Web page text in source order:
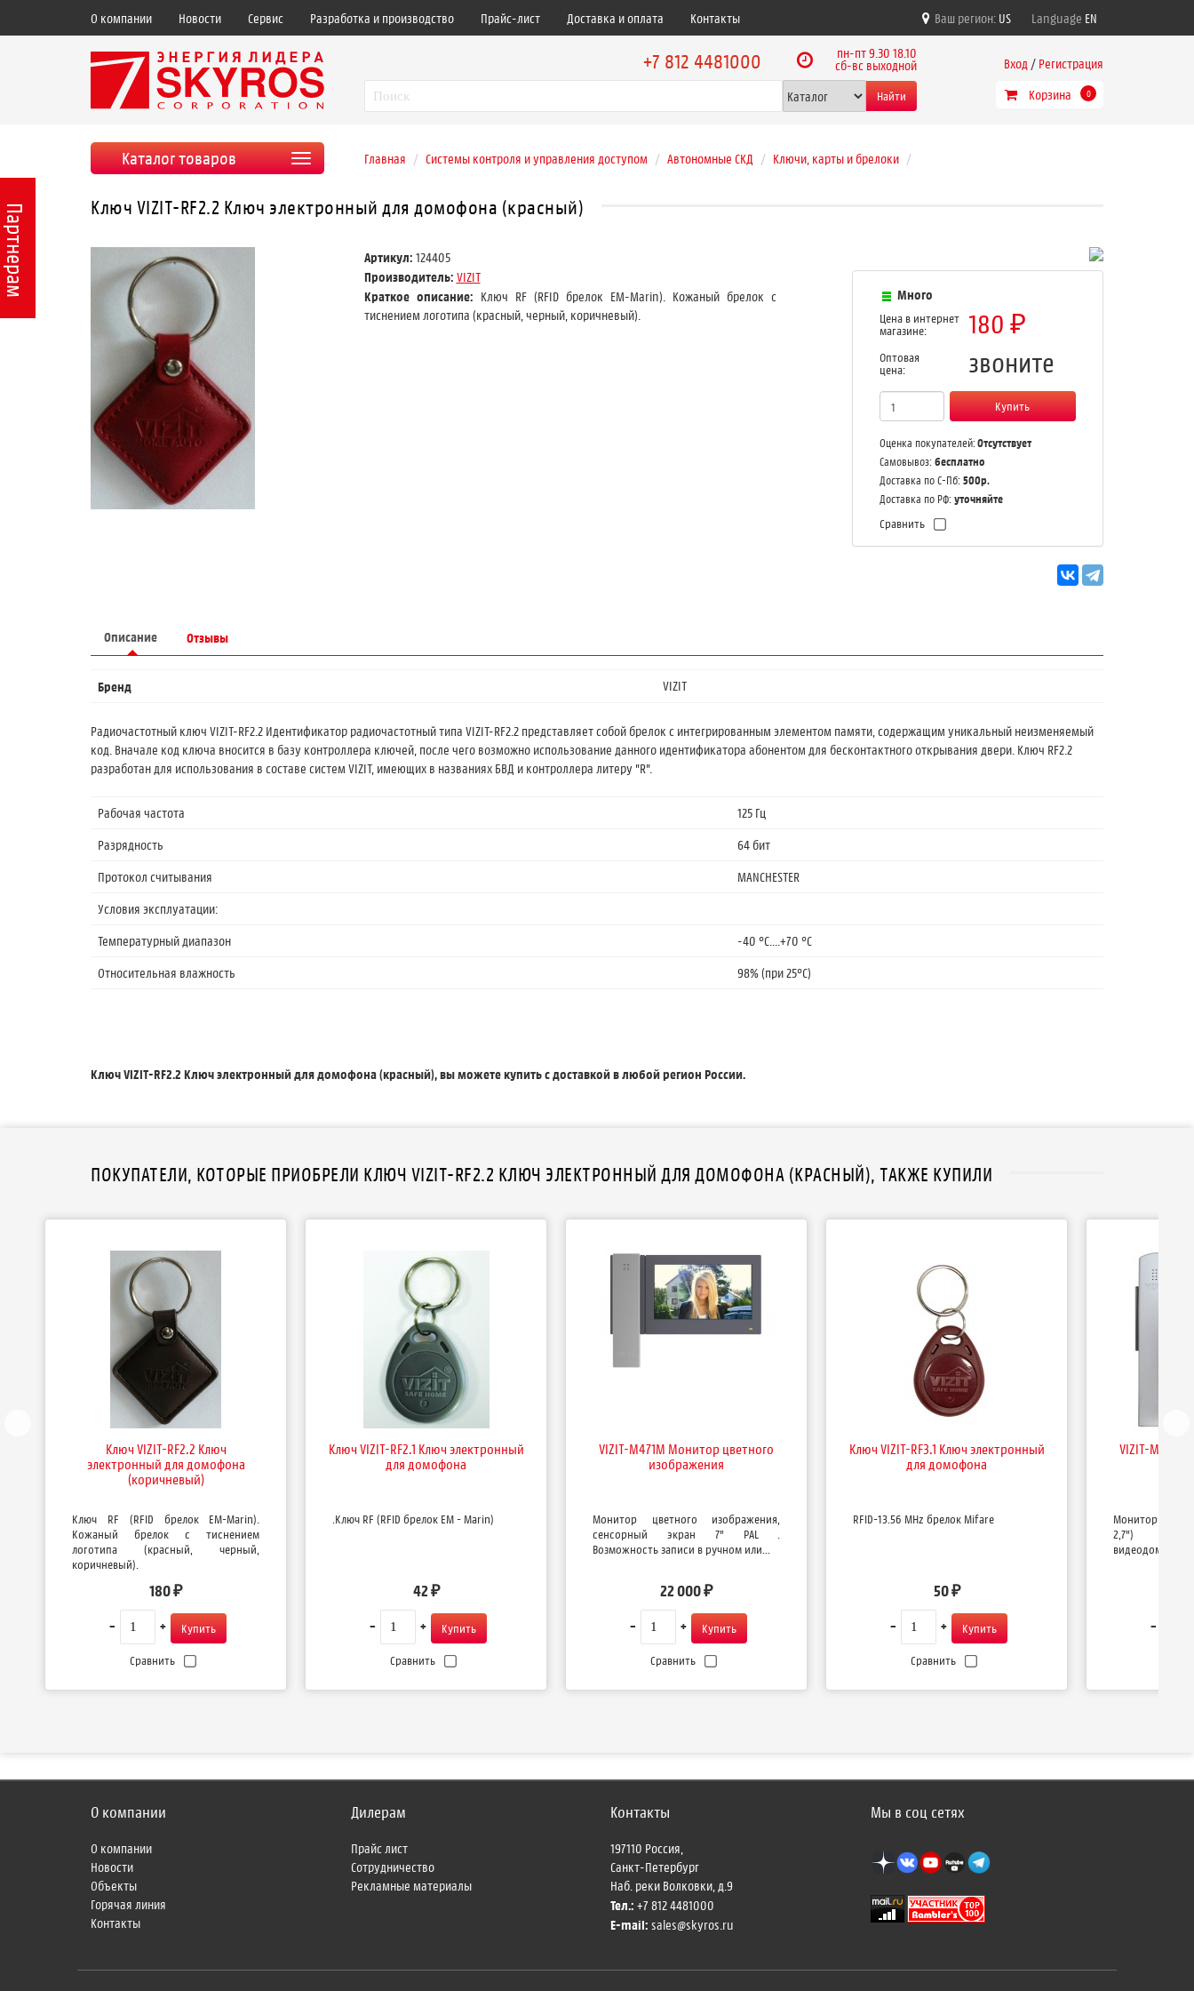
О компании Новости Сервис Разработка и производство Прайс-лист Доставка и оплата Контакты Ваш регион: US Language EN
пн-пт 9.30 18.10
сб-вс выходной
+7 812 4481000
Найти
Вход / Регистрация
Корзина
0
Каталог товаров Главная Системы контроля и управления доступом Автономные СКД Ключи, карты и брелоки
Ключ VIZIT-RF2.2 Ключ электронный для домофона (красный)
Артикул: 124405
Производитель: VIZIT
Краткое описание: Ключ RF (RFID брелок EM-Marin). Кожаный брелок с
тиснением логотипа (красный, черный, коричневый).
Много
Цена в интернет
магазине:
180₽
Оптовая
цена:
звоните
Оценка покупателей:Отсутствует
Самовывоз:бесплатно
Доставка по С-Пб:500р.
Доставка по РФ:уточняйте
Сравнить
Описание Отзывы
Бренд VIZIT
Радиочастотный ключ VIZIT-RF2.2 Идентификатор радиочастотный типа VIZIT-RF2.2 представляет собой брелок с интегрированным элементом памяти, содержащим уникальный неизменяемый
код. Вначале код ключа вносится в базу контроллера ключей, после чего возможно использование данного идентификатора абонентом для бесконтактного открывания двери. Ключ RF2.2
разработан для использования в составе систем VIZIT, имеющих в названиях БВД и контроллера литеру "R".
Рабочая частота
125 Гц
Разрядность
64 бит
Протокол считывания
MANCHESTER
Условия эксплуатации:
Температурный диапазон
-40 °С....+70 °С
Относительная влажность
98% (при 25°C)
Ключ VIZIT-RF2.2 Ключ электронный для домофона (красный), вы можете купить с доставкой в любой регион России.
ПОКУПАТЕЛИ, КОТОРЫЕ ПРИОБРЕЛИ КЛЮЧ VIZIT-RF2.2 КЛЮЧ ЭЛЕКТРОННЫЙ ДЛЯ ДОМОФОНА (КРАСНЫЙ), ТАКЖЕ КУПИЛИ
Ключ VIZIT-RF2.2 Ключ
электронный для домофона
(коричневый)
Ключ RF (RFID брелок EM-Marin).
Кожаный брелок с тиснением
логотипа (красный, черный,
коричневый).
180₽
Сравнить
Ключ VIZIT-RF2.1 Ключ электронный
для домофона
.Ключ RF (RFID брелок EM - Маrin)
42 ₽
Сравнить
VIZIT-M471M Монитор цветного
изображения
Монитор цветного изображения,
сенсорный экран 7" PAL .
Возможность записи в ручном или...
22 000₽
Сравнить
Ключ VIZIT-RF3.1 Ключ электронный
для домофона
RFID-13.56 MHz брелок Mifare
50 ₽
Сравнить
VIZIT-M428С
Монитор
2,7") для
О компании
О компании
Новости
Объекты
Горячая линия
Контакты
Дилерам
Прайс лист
Сотрудничество
Рекламные материалы
Контакты
197110 Россия,
Санкт-Петербург
Наб. реки Волковки, д.9
Тел.: +7 812 4481000
E-mail: sales@skyros.ru
Мы в соц сетях
Партнерам